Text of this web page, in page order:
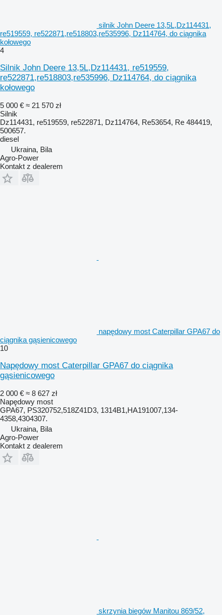
silnik John Deere 13,5L,Dz114431,
re519559, re522871,re518803,re535996, Dz114764, do ciągnika
kołowego
4
Silnik John Deere 13,5L,Dz114431, re519559,
re522871,re518803,re535996, Dz114764, do ciągnika
kołowego
5 000 € ≈ 21 570 zł
Silnik
Dz114431, re519559, re522871, Dz114764, Re53654, Re 484419,
500657.
diesel
Ukraina, Bila
Agro-Power
Kontakt z dealerem
napędowy most Caterpillar GPA67 do
ciągnika gąsienicowego
10
Napędowy most Caterpillar GPA67 do ciągnika
gąsienicowego
2 000 € ≈ 8 627 zł
Napędowy most
GPA67, PS320752,518Z41D3, 1314B1,HA191007,134-
4358,4304307.
Ukraina, Bila
Agro-Power
Kontakt z dealerem
skrzynia biegów Manitou 869/52,